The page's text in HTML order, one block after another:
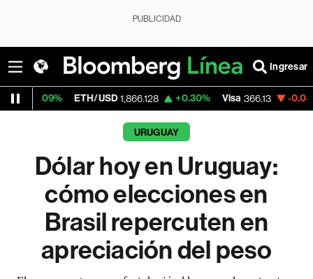
PUBLICIDAD
Ingresar
ETH/USD 1,866.128 +0.30% Visa 366.13 -0.04%
URUGUAY
Dólar hoy en Uruguay:
cómo elecciones en
Brasil repercuten en
apreciación del peso